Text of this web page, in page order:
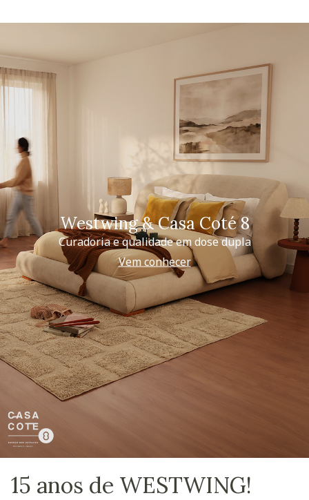
Westwing & Casa Coté 8
Curadoria e qualidade em dose dupla
Vem conhecer
15 anos de WESTWING!